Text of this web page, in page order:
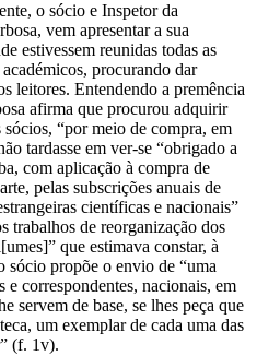
o sócio e Inspetor da
vem apresentar a sua
estivessem reunidas todas as
procurando dar
leitores. Entendendo a premência
afirma que procurou adquirir
“por meio de compra, em
tardasse em ver-se “obrigado a
com aplicação à compra de
pelas subscrições anuais de
científicas e nacionais”
trabalhos de reorganização dos
que estimava constar, à
sócio propõe o envio de “uma
correspondentes, nacionais, em
servem de base, se lhes peça que
um exemplar de cada uma das
(f. 1v).